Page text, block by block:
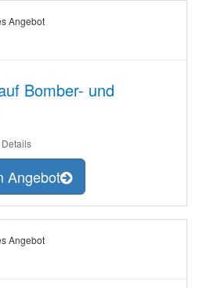
Angebot
Bomber- und
Details
Angebot
Angebot